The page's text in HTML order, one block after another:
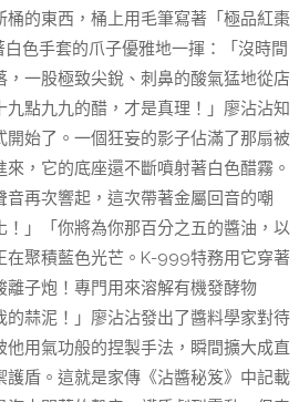
桶的東西，桶上用毛筆寫著「極品紅棗
色手套的爪子優雅地一揮：「沒時間
一股極致尖銳、刺鼻的酸氣猛地從店
點九九的醋，才是真理！」廖沾沾知
始了。一個狂妄的影子佔滿了那扇被
，它的底座還不斷噴射著白色醋霧。
再次響起，這次帶著金屬回音的嘲
」「你將為你那百分之五的醬油，以
在聚積藍色光芒。K-999特務用它穿著
子炮！專門用來溶解有機發酵物
蒜泥！」廖沾沾發出了醬料學家對待
用氣功般的捏製手法，瞬間擴大成直
盾。這就是家傳《沾醬秘笈》中記載